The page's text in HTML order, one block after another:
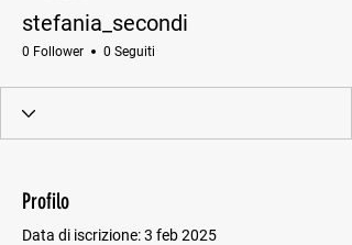
stefania_secondi
0 Follower 0 Seguiti
Profilo
Data di iscrizione: 3 feb 2025